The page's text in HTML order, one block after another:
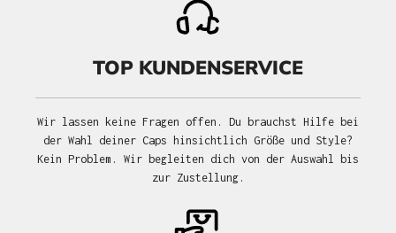
TOP KUNDENSERVICE
Wir lassen keine Fragen offen. Du brauchst Hilfe bei
der Wahl deiner Caps hinsichtlich Größe und Style?
Kein Problem. Wir begleiten dich von der Auswahl bis
zur Zustellung.